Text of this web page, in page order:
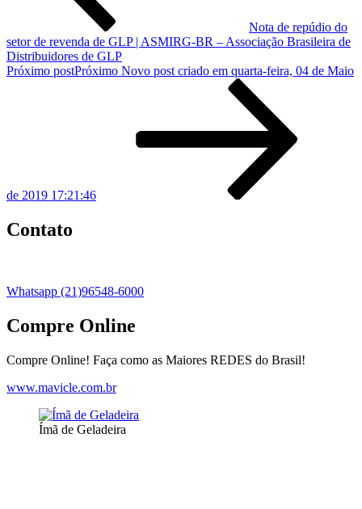
Nota de repúdio do
setor de revenda de GLP | ASMIRG-BR – Associação Brasileira de
Distribuidores de GLP
Próximo postPróximo Novo post criado em quarta-feira, 04 de Maio
de 2019 17:21:46
Contato
Whatsapp (21)96548-6000
Compre Online
Compre Online! Faça como as Maiores REDES do Brasil!
www.mavicle.com.br
Ímã de Geladeira